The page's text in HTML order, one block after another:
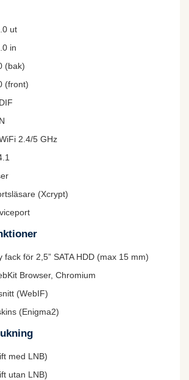
ut
in
(bak)
(front)
2.4/5 GHz
(Xcrypt)
fack för 2,5” SATA HDD (max 15 mm)
Browser, Chromium
(WebIF)
(Enigma2)
med LNB)
utan LNB)